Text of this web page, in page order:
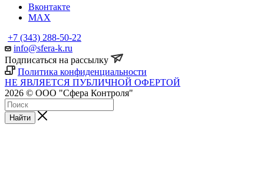
Вконтакте
MAX
+7 (343) 288-50-22
info@sfera-k.ru
Подписаться на рассылку
Политика конфиденциальности
НЕ ЯВЛЯЕТСЯ ПУБЛИЧНОЙ ОФЕРТОЙ
2026 © ООО "Сфера Контроля"
Найти